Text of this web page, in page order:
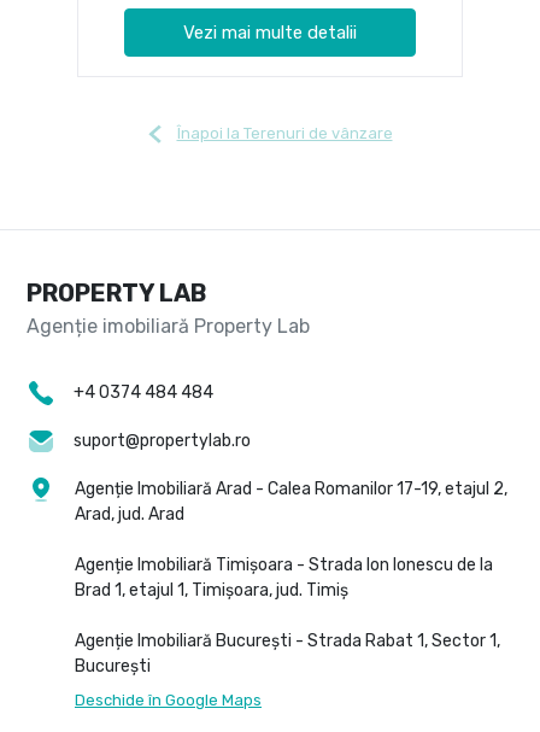
Vezi mai multe detalii
Înapoi la Terenuri de vânzare
PROPERTY LAB
+4 0374 484 484
suport@propertylab.ro
Agenție Imobiliară Arad - Calea Romanilor 17-19, etajul 2,
Arad, jud. Arad
Agenție Imobiliară Timișoara - Strada Ion Ionescu de la
Brad 1, etajul 1, Timișoara, jud. Timiș
Agenție Imobiliară București - Strada Rabat 1, Sector 1,
București
Deschide în Google Maps